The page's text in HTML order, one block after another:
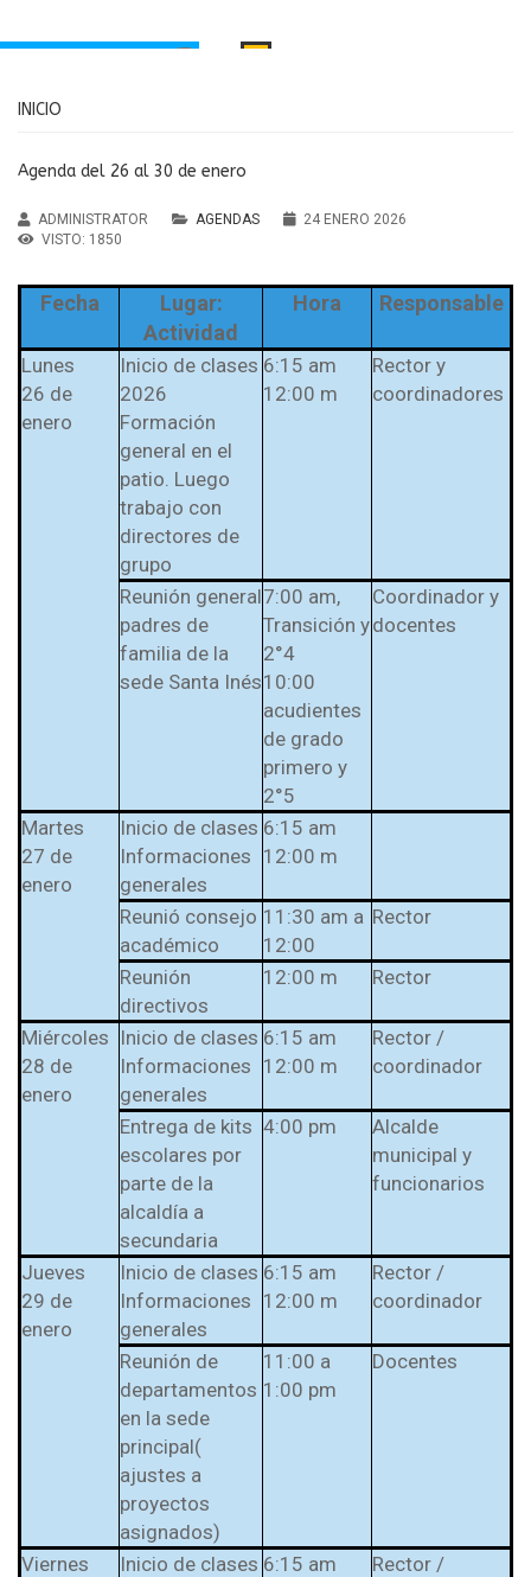
y Media
Agendas
Noticias
Educativos
Servicios
de privacidad
Prest-Math para
Quiero Saber
Institución Educativa María
Auxiliadora Caldas
Antioquia
INICIO
Agenda del 26 al 30 de enero
ADMINISTRATOR AGENDAS
24 ENERO 2026
VISTO: 1850
Fecha
Lugar:
Actividad
Hora Responsable
Lunes
26 de
enero
Inicio de clases
2026
Formación
general en el
patio. Luego
trabajo con
directores de
grupo
6:15 am
12:00 m
Rector y
coordinadores
Reunión general
padres de
familia de la
sede Santa Inés
7:00 am,
Transición y
2°4
10:00
acudientes
de grado
primero y
2°5
Coordinador y
docentes
Martes
27 de
enero
Inicio de clases
Informaciones
generales
6:15 am
12:00 m
Reunió consejo
académico
11:30 am a
12:00
Rector
Reunión
directivos
12:00 m Rector
Miércoles
28 de
enero
Inicio de clases
Informaciones
generales
6:15 am
12:00 m
Rector /
coordinador
Entrega de kits
escolares por
parte de la
alcaldía a
secundaria
4:00 pm
Alcalde
municipal y
funcionarios
Jueves
29 de
enero
Inicio de clases
Informaciones
generales
6:15 am
12:00 m
Rector /
coordinador
Reunión de
departamentos
en la sede
principal(
ajustes a
proyectos
asignados)
11:00 a
1:00 pm
Docentes
Viernes
Inicio de clases 6:15 am
Rector /